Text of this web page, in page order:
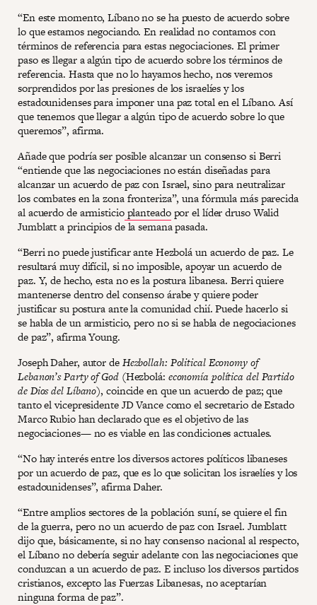
“En este momento, Líbano no se ha puesto de acuerdo sobre
lo que estamos negociando. En realidad no contamos con
términos de referencia para estas negociaciones. El primer
paso es llegar a algún tipo de acuerdo sobre los términos de
referencia. Hasta que no lo hayamos hecho, nos veremos
sorprendidos por las presiones de los israelíes y los
estadounidenses para imponer una paz total en el Líbano. Así
que tenemos que llegar a algún tipo de acuerdo sobre lo que
queremos”, afirma.
Añade que podría ser posible alcanzar un consenso si Berri
“entiende que las negociaciones no están diseñadas para
alcanzar un acuerdo de paz con Israel, sino para neutralizar
los combates en la zona fronteriza”, una fórmula más parecida
al acuerdo de armisticioplanteadopor el líder druso Walid
Jumblatt a principios de la semana pasada.
“Berri no puede justificar ante Hezbolá un acuerdo de paz. Le
resultará muy difícil, si no imposible, apoyar un acuerdo de
paz. Y, de hecho, esta no es la postura libanesa. Berri quiere
mantenerse dentro del consenso árabe y quiere poder
justificar su postura ante la comunidad chií. Puede hacerlo si
se habla de un armisticio, pero no si se habla de negociaciones
de paz”, afirma Young.
Joseph Daher, autor deHezbollah: Political Economy of
Lebanon’s Party of God(Hezbolá: economía política del Partido
de Dios del Líbano), coincide en que un acuerdo de paz; que
tanto el vicepresidente JD Vance como el secretario de Estado
Marco Rubio han declarado que es el objetivo de las
negociaciones— no es viable en las condiciones actuales.
“No hay interés entre los diversos actores políticos libaneses
por un acuerdo de paz, que es lo que solicitan los israelíes y los
estadounidenses”, afirma Daher.
“Entre amplios sectores de la población suní, se quiere el fin
de la guerra, pero no un acuerdo de paz con Israel. Jumblatt
dijo que, básicamente, si no hay consenso nacional al respecto,
el Líbano no debería seguir adelante con las negociaciones que
conduzcan a un acuerdo de paz. E incluso los diversos partidos
cristianos, excepto las Fuerzas Libanesas, no aceptarían
ninguna forma de paz”.